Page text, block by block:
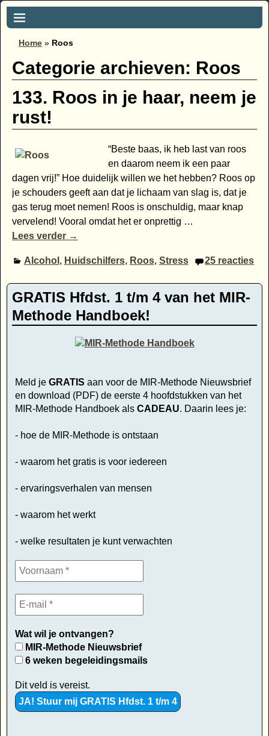
Home » Roos
Categorie archieven: Roos
133. Roos in je haar, neem je
rust!
“Beste baas, ik heb last van roos
en daarom neem ik een paar
dagen vrij!” Hoe duidelijk willen we het hebben? Roos op
je schouders geeft aan dat je lichaam van slag is, dat je
gas terug moet nemen! Roos is onschuldig, maar knap
vervelend! Vooral omdat het er onprettig …
Lees verder →
Alcohol , Huidschilfers, Roos, Stress 25 reacties
GRATIS Hfdst. 1 t/m 4 van het MIR-
Methode Handboek!
Meld je GRATIS aan voor de MIR-Methode Nieuwsbrief
en download (PDF) de eerste 4 hoofdstukken van het
MIR-Methode Handboek als CADEAU. Daarin lees je:
- hoe de MIR-Methode is ontstaan
- waarom het gratis is voor iedereen
- ervaringsverhalen van mensen
- waarom het werkt
- welke resultaten je kunt verwachten
Wat wil je ontvangen?
MIR-Methode Nieuwsbrief
6 weken begeleidingsmails
Dit veld is vereist.